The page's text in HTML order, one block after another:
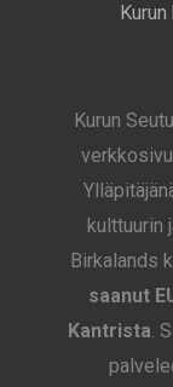
Kurun
kulttuurin
Birkalands
saanut
Kantrista.